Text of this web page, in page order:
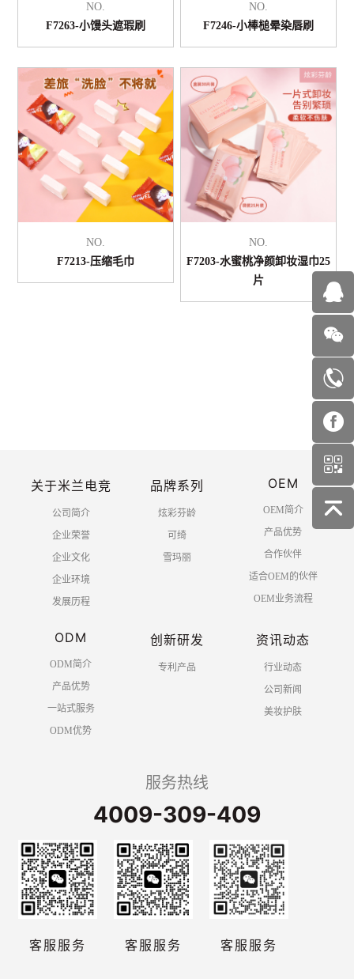
NO.
F7263-小馒头遮瑕刷
NO.
F7246-小棒槌晕染唇刷
NO.
F7213-压缩毛巾
NO.
F7203-水蜜桃净颜卸妆湿巾25
片
下一页
末页
关于米兰电竞
公司简介
企业荣誉
企业文化
企业环境
发展历程
品牌系列
炫彩芬龄
可绮
雪玛丽
OEM
OEM简介
产品优势
合作伙伴
适合OEM的伙伴
OEM业务流程
ODM
ODM简介
产品优势
一站式服务
ODM优势
创新研发
专利产品
资讯动态
行业动态
公司新闻
美妆护肤
服务热线
4009-309-409
客服服务 客服服务 客服服务